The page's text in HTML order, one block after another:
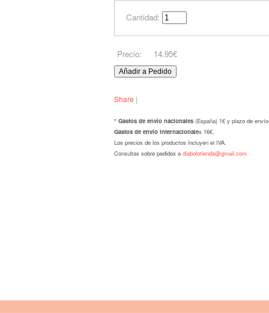
Cantidad:
14.95€
Precio:
Share |
* Gastos de envío nacionales (España) 1€ y plazo de
Gastos de envío internacionales 16€.
Los precios de los productos incluyen el IVA.
Consultas sobre pedidos a diabolotienda@gmail.com